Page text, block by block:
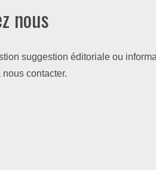
nous
suggestion éditoriale ou
nous contacter.